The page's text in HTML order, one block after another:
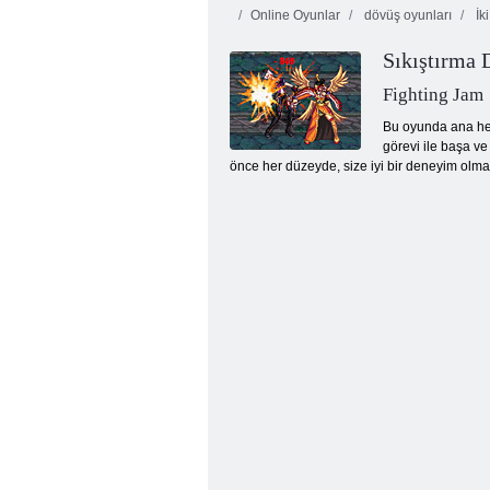
Naruto
Yıldızları
Dövüşüyor 3. 2
Yıldızları
Dövüşüyor 3. 6
Online Oyunlar dövüş oyunları
Sıkıştırma
Fighting Jam
Bu oyunda ana
görevi ile başa
önce her düzeyde, size iyi bir deneyim